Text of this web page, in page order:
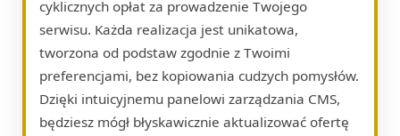
cyklicznych opłat za prowadzenie Twojego
serwisu. Każda realizacja jest unikatowa,
tworzona od podstaw zgodnie z Twoimi
preferencjami, bez kopiowania cudzych pomysłów.
Dzięki intuicyjnemu panelowi zarządzania CMS,
będziesz mógł błyskawicznie aktualizować ofertę